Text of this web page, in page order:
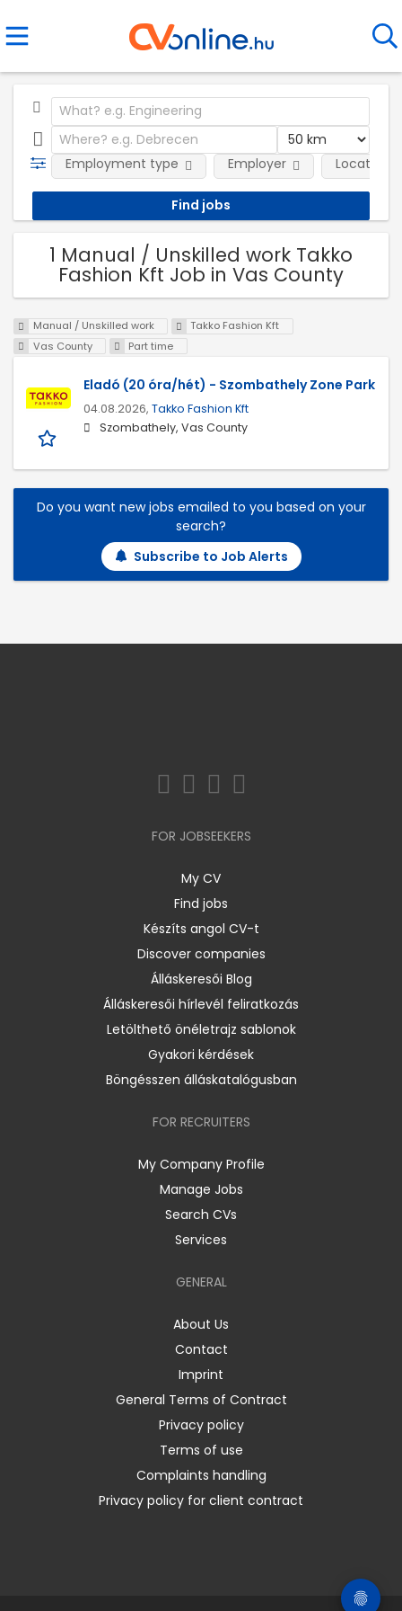
Employment type Employer Location
1 Manual / Unskilled work Takko
Fashion Kft Job in Vas County
Manual / Unskilled work
Takko Fashion Kft
Vas County
Part time
Eladó (20 óra/hét) - Szombathely Zone Park
04.08.2026, Takko Fashion Kft
Szombathely, Vas County
Do you want new jobs emailed to you based on your
search?
Subscribe to Job Alerts
FOR JOBSEEKERS
My CV
Find jobs
Készíts angol CV-t
Discover companies
Álláskeresői Blog
Álláskeresői hírlevél feliratkozás
Letölthető önéletrajz sablonok
Gyakori kérdések
Böngésszen álláskatalógusban
FOR RECRUITERS
My Company Profile
Manage Jobs
Search CVs
Services
GENERAL
About Us
Contact
Imprint
General Terms of Contract
Privacy policy
Terms of use
Complaints handling
Privacy policy for client contract